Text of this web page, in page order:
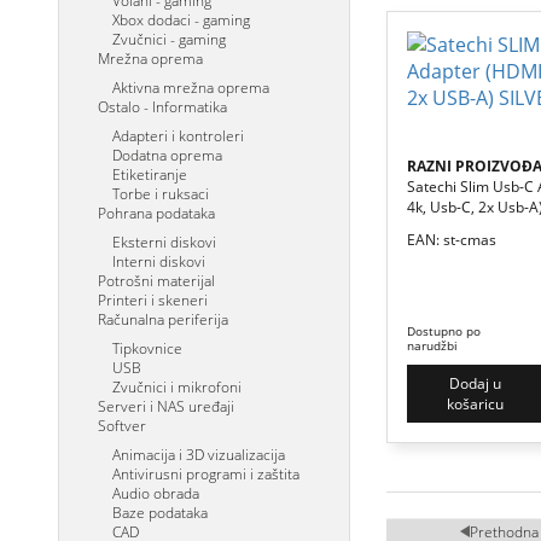
Xbox dodaci - gaming
Zvučnici - gaming
Mrežna oprema
Aktivna mrežna oprema
Ostalo - Informatika
Adapteri i kontroleri
Dodatna oprema
Etiketiranje
Torbe i ruksaci
Pohrana podataka
Eksterni diskovi
Interni diskovi
Potrošni materijal
Printeri i skeneri
Računalna periferija
Tipkovnice
USB
Zvučnici i mikrofoni
Serveri i NAS uređaji
Softver
Animacija i 3D vizualizacija
Antivirusni programi i zaštita
Audio obrada
Baze podataka
CAD
RAZNI
Satechi Slim Usb-
4k, Usb-C, 2x Usb-
EAN: st-cmas
Dostupno po
narudžbi
Dodaj u
košaricu
Prethodna